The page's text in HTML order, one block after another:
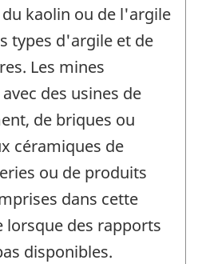
kaolin ou de l'argile
types d'argile et de
Les mines
des usines de
de briques ou
céramiques de
ou de produits
dans cette
lorsque des rapports
disponibles.